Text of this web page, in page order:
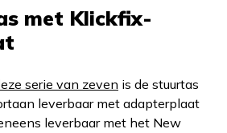
met Klickfix-
serie van zeven is de stuurtas
leverbaar met adapterplaat
leverbaar met het New